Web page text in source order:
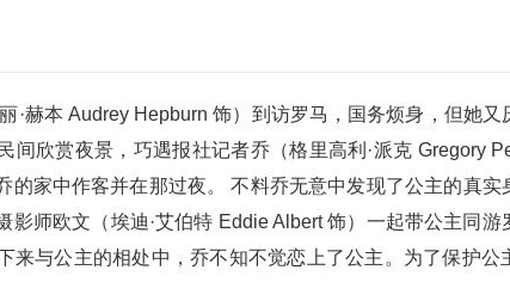
·赫本 Audrey Hepburn 饰）到访罗马，国务烦身，但她又
间欣赏夜景，巧遇报社记者乔（格里高利·派克 Gregory
的家中作客并在那过夜。 不料乔无意中发现了公主的真实
影师欧文（埃迪·艾伯特 Eddie Albert 饰）一起带公主同游
来与公主的相处中，乔不知不觉恋上了公主。为了保护公